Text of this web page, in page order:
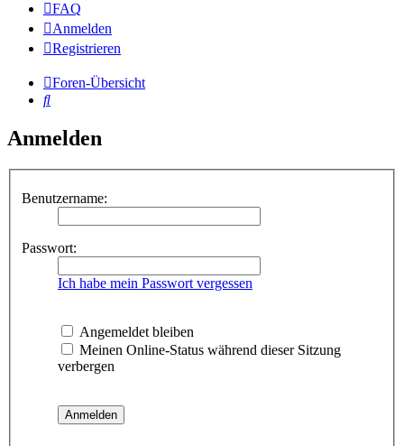
FAQ
Anmelden
Registrieren
Foren-Übersicht
Suche
Anmelden
Benutzername:
Passwort:
Ich habe mein Passwort vergessen
Angemeldet bleiben
Meinen Online-Status während dieser Sitzung
verbergen